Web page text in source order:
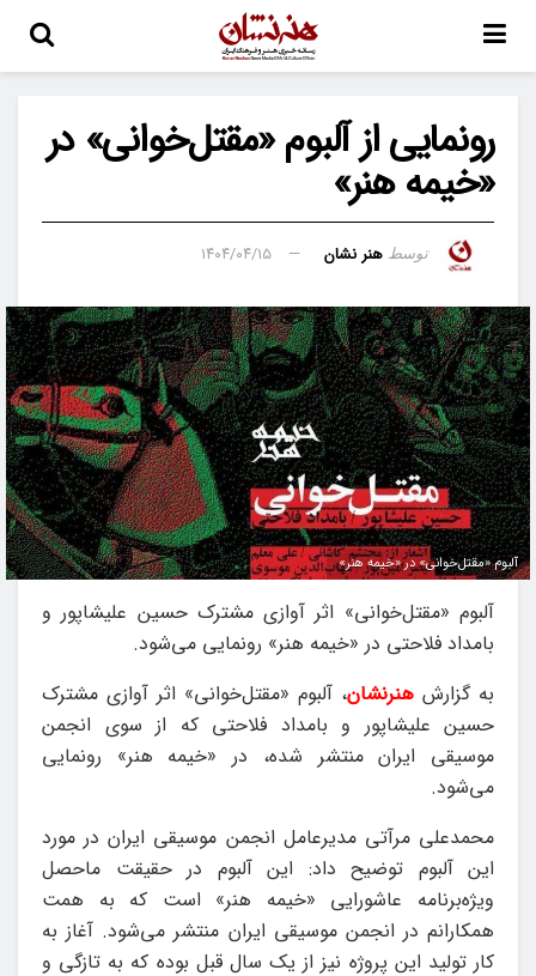
رونمایی از آلبوم «مقتل‌خوانی» در
«خیمه هنر»
توسط هنر نشان ۱۴۰۴/۰۴/۱۵
آلبوم «مقتل‌خوانی» در «خیمه هنر»
آلبوم «مقتل‌خوانی» اثر آوازی مشترک حسین علیشاپور و
بامداد فلاحتی در «خیمه هنر» رونمایی می‌شود.
به گزارش هنرنشان، آلبوم «مقتل‌خوانی» اثر آوازی مشترک
حسین علیشاپور و بامداد فلاحتی که از سوی انجمن
موسیقی ایران منتشر شده، در «خیمه هنر» رونمایی
می‌شود.
محمدعلی مرآتی مدیرعامل انجمن موسیقی ایران در مورد
این آلبوم توضیح داد: این آلبوم در حقیقت ماحصل
ویژه‌برنامه عاشورایی «خیمه هنر» است که به همت
همکارانم در انجمن موسیقی ایران منتشر می‌شود. آغاز به
کار تولید این پروژه نیز از یک سال قبل بوده که به تازگی و